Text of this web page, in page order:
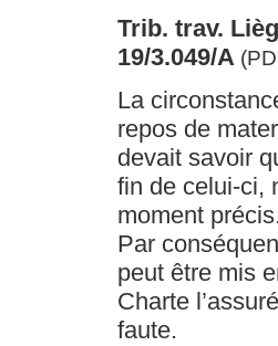
Trib. trav.
19/3.049/A
La
repos de
devait savoir
fin de celui-ci,
moment
Par
peut être mis
Charte
faute.